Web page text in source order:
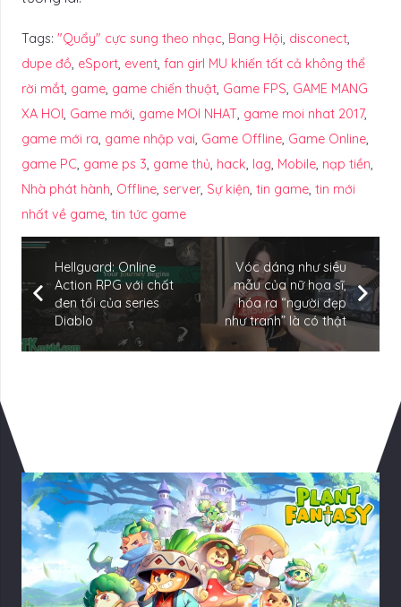
Tags: "Quẩy" cực sung theo nhạc, Bang Hội, disconect,
dupe đồ, eSport, event, fan girl MU khiến tất cả không thể
rời mắt, game, game chiến thuật, Game FPS, GAME MANG
XA HOI, Game mới, game MOI NHAT, game moi nhat 2017,
game mới ra, game nhập vai, Game Offline, Game Online,
game PC, game ps 3, game thủ, hack, lag, Mobile, nạp tiền,
Nhà phát hành, Offline, server, Sự kiện, tin game, tin mới
nhất về game, tin tức game
Hellguard: Online
Action RPG với chất
đen tối của series
Diablo
Vóc dáng như siêu
mẫu của nữ họa sĩ,
hóa ra “người đẹp
như tranh” là có thật